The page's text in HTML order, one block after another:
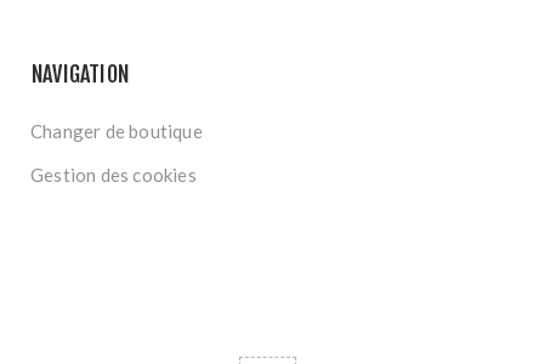
NAVIGATION
Changer de boutique
Gestion des cookies